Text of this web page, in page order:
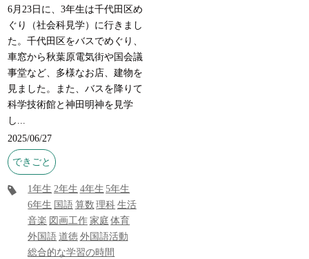
6月23日に、3年生は千代田区め
ぐり（社会科見学）に行きまし
た。千代田区をバスでめぐり、
車窓から秋葉原電気街や国会議
事堂など、多様なお店、建物を
見ました。また、バスを降りて
科学技術館と神田明神を見学
し...
2025/06/27
できごと
1年生 2年生 4年生 5年生
6年生 国語 算数 理科 生活
音楽 図画工作 家庭 体育
外国語 道徳 外国語活動
総合的な学習の時間